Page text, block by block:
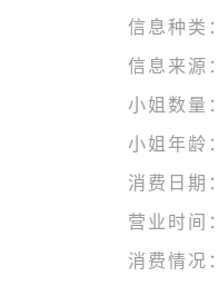
信息种类：
信息来源：
小姐数量：
小姐年龄：
消费日期：
营业时间：
消费情况：